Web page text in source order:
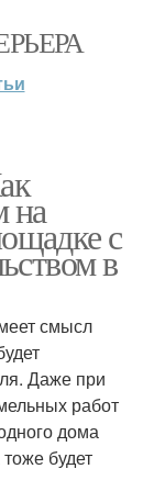
на
с
в
смысл
Даже при
работ
дома
будет